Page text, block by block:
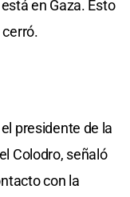
en Gaza. Esto
presidente de la
Colodro, señaló
con la